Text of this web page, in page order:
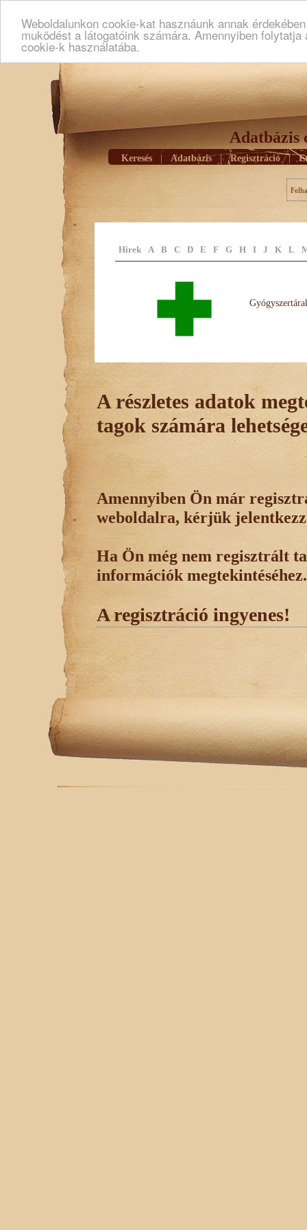
Weboldalunkon cookie-kat hasznáunk annak
muködést a látogatóink számára. Amennyiben
cookie-k használatába.
Adatbázis
Keresés Adatbázis | Regisztráció |
Hírek A B C D E F G H I J K L
A részletes adatok
tagok számára
Amennyiben Ön már
weboldalra, kérjük
Ha Ön még nem regisztrált
információk megtekintéséhez.
A regisztráció ingyenes!